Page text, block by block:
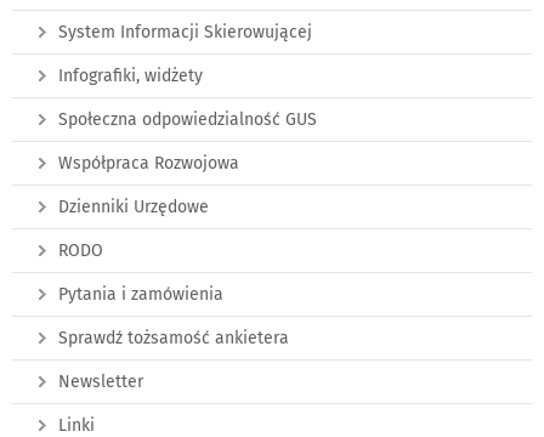
System Informacji Skierowującej
Infografiki, widżety
Społeczna odpowiedzialność GUS
Współpraca Rozwojowa
Dzienniki Urzędowe
RODO
Pytania i zamówienia
Sprawdź tożsamość ankietera
Newsletter
Linki